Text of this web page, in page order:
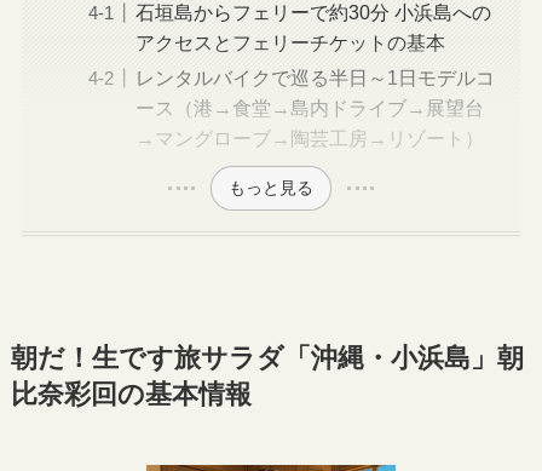
石垣島からフェリーで約30分 小浜島への
アクセスとフェリーチケットの基本
レンタルバイクで巡る半日～1日モデルコ
ース（港→食堂→島内ドライブ→展望台
→マングローブ→陶芸工房→リゾート）
もっと見る
朝だ！生です旅サラダ「沖縄・小浜島」朝
比奈彩回の基本情報